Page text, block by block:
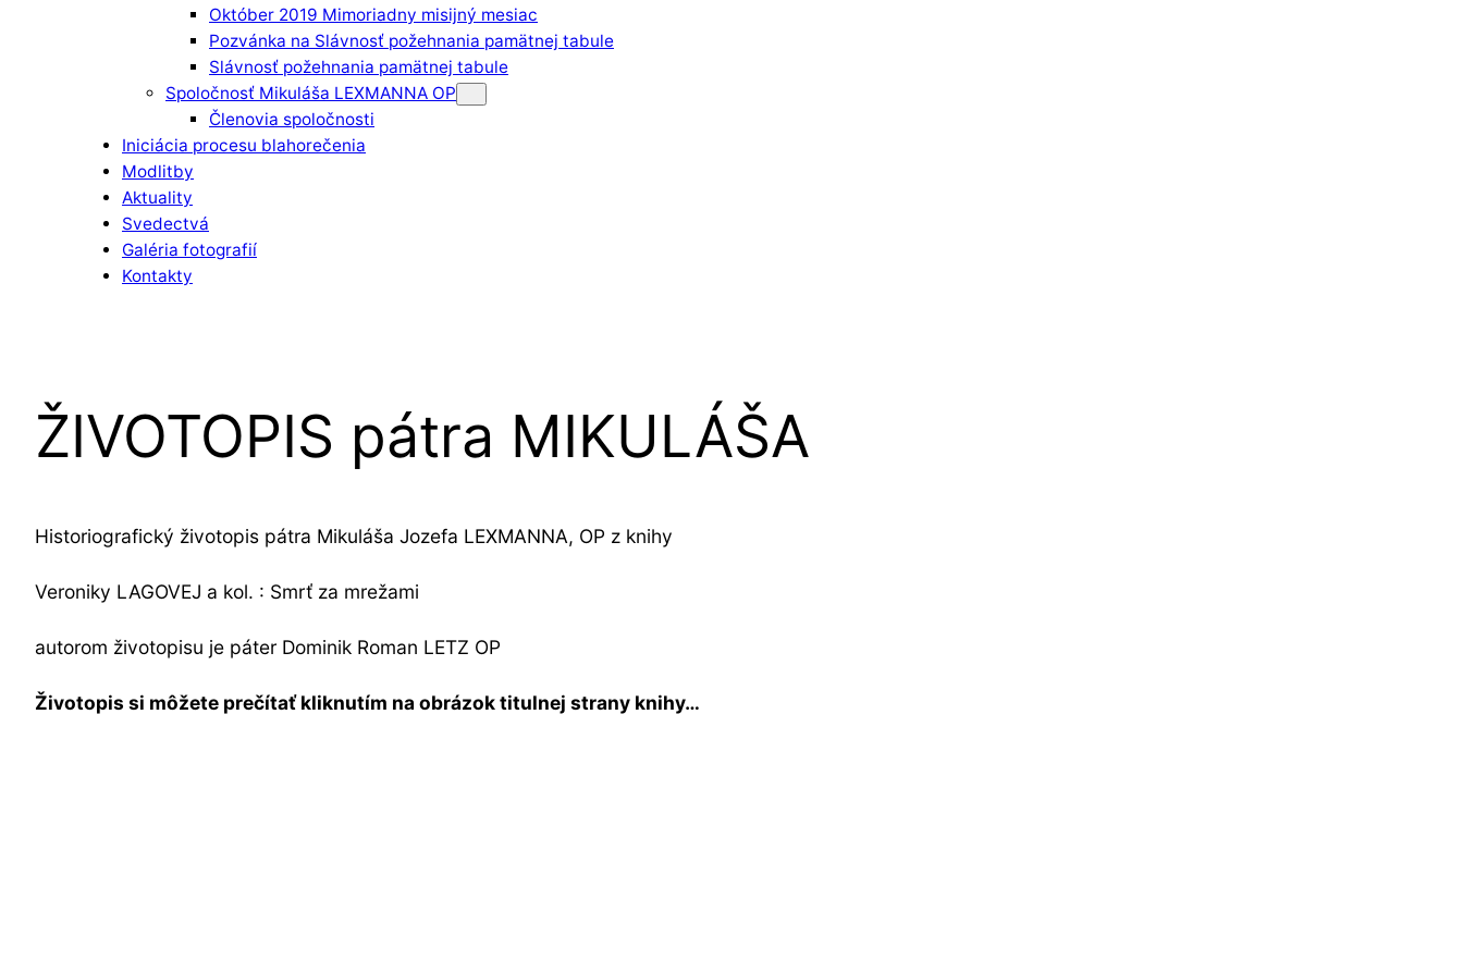
Október 2019 Mimoriadny misijný mesiac
Pozvánka na Slávnosť požehnania pamätnej tabule
Slávnosť požehnania pamätnej tabule
Spoločnosť Mikuláša LEXMANNA OP
Členovia spoločnosti
Iniciácia procesu blahorečenia
Modlitby
Aktuality
Svedectvá
Galéria fotografií
Kontakty
ŽIVOTOPIS pátra MIKULÁŠA
Historiografický životopis pátra Mikuláša Jozefa LEXMANNA, OP z knihy
Veroniky LAGOVEJ a kol. : Smrť za mrežami
autorom životopisu je páter Dominik Roman LETZ OP
Životopis si môžete prečítať kliknutím na obrázok titulnej strany knihy…